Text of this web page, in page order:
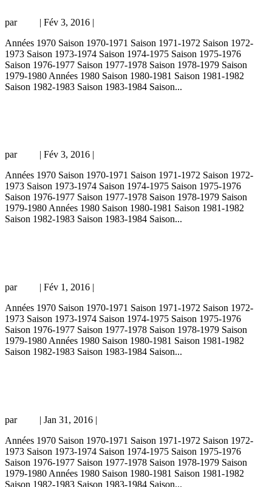
par | Fév 3, 2016 |
Années 1970 Saison 1970-1971 Saison 1971-1972 Saison 1972-
1973 Saison 1973-1974 Saison 1974-1975 Saison 1975-1976
Saison 1976-1977 Saison 1977-1978 Saison 1978-1979 Saison
1979-1980 Années 1980 Saison 1980-1981 Saison 1981-1982
Saison 1982-1983 Saison 1983-1984 Saison...
par | Fév 3, 2016 |
Années 1970 Saison 1970-1971 Saison 1971-1972 Saison 1972-
1973 Saison 1973-1974 Saison 1974-1975 Saison 1975-1976
Saison 1976-1977 Saison 1977-1978 Saison 1978-1979 Saison
1979-1980 Années 1980 Saison 1980-1981 Saison 1981-1982
Saison 1982-1983 Saison 1983-1984 Saison...
par | Fév 1, 2016 |
Années 1970 Saison 1970-1971 Saison 1971-1972 Saison 1972-
1973 Saison 1973-1974 Saison 1974-1975 Saison 1975-1976
Saison 1976-1977 Saison 1977-1978 Saison 1978-1979 Saison
1979-1980 Années 1980 Saison 1980-1981 Saison 1981-1982
Saison 1982-1983 Saison 1983-1984 Saison...
par | Jan 31, 2016 |
Années 1970 Saison 1970-1971 Saison 1971-1972 Saison 1972-
1973 Saison 1973-1974 Saison 1974-1975 Saison 1975-1976
Saison 1976-1977 Saison 1977-1978 Saison 1978-1979 Saison
1979-1980 Années 1980 Saison 1980-1981 Saison 1981-1982
Saison 1982-1983 Saison 1983-1984 Saison...